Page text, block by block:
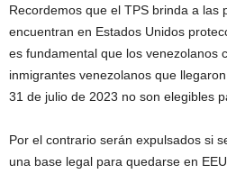
Recordemos que el TPS brinda a las
encuentran en Estados Unidos
es fundamental que los venezolanos
inmigrantes venezolanos que
31 de julio de 2023 no son elegibles
Por el contrario serán expulsados si
una base legal para quedarse en